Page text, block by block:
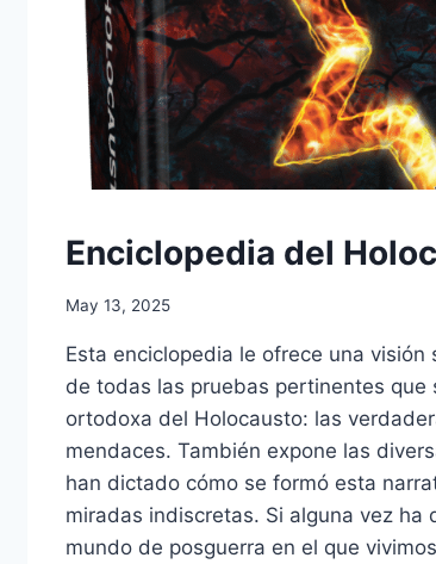
Enciclopedia del
May 13, 2025
Esta enciclopedia le ofrece una visión
de todas las pruebas pertinentes que
ortodoxa del Holocausto: las
mendaces. También expone las
han dictado cómo se formó esta
miradas indiscretas. Si alguna vez ha
mundo de posguerra en el que